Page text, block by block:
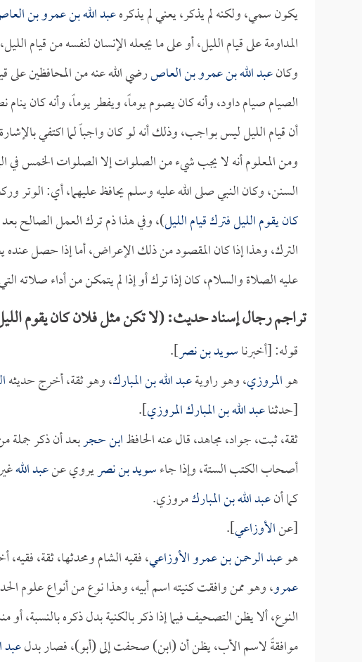
يكون سمي، ولكنه لم يذكر، يعني لم يذكرهعبد الله بن عمرو بن
المداومة على قيام الليل، أو على ما يجعله الإنسان لنفسه من قيام
وكانعبد الله بن عمرو بن العاصرضي الله عنه من المحافظين على
الصيام صيام داود، وأنه كان يصوم يوماً، ويفطر يوماً، وأنه كان
أن قيام الليل ليس بواجب، وذلك أنه لو كان واجباً لما اكتفي
ومن المعلوم أنه لا يجب شيء من الصلوات إلا الصلوات الخمس في
السنن، وكان النبي صلى الله عليه وسلم يحافظ عليهما، أي: الوتر
كان يقوم الليل فترك قيام الليل)، وفي هذا ذم ترك العمل الصالح
الترك، وهذا إذا كان المقصود من ذلك الإعراض، أما إذا حصل عنده
عليه الصلاة والسلام، كان إذا ترك أو إذا لم يتمكن من أداء صلاته
تراجم رجال إسناد حديث: (لا تكن مثل فلان كان يقوم
قوله: [أخبرناسويد بن نصر].
هوالمروزي، وهو راويةعبد الله بن المبارك، وهو ثقة، أخرج حديثه
[حدثناعبد الله بن المبارك المروزي].
ثقة، ثبت، جواد، مجاهد، قال عنه الحافظابن حجربعد أن ذكر جملة
أصحاب الكتب الستة، وإذا جاءسويد بن نصريروي عنعبد الله
كما أنعبد الله بن المباركمروزي.
[عنالأوزاعي].
هوعبد الرحمن بن عمرو الأوزاعي، فقيه الشام ومحدثها، ثقة،
عمرو، وهو ممن وافقت كنيته اسم أبيه، وهذا نوع من أنواع علوم
النوع، ألا يظن التصحيف فيما إذا ذكر بالكنية بدل ذكره بالنسبة، أو
موافقةً لاسم الأب، يظن أن (ابن) صحفت إلى (أبو)، فصار بدل